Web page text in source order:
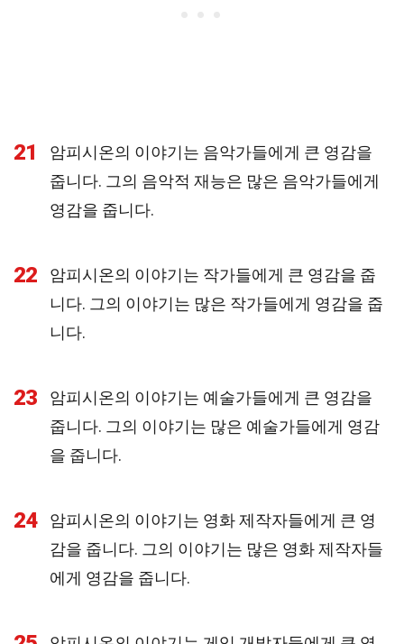
21
암피시온의 이야기는 음악가들에게 큰 영감을
줍니다. 그의 음악적 재능은 많은 음악가들에게
영감을 줍니다.
22
암피시온의 이야기는 작가들에게 큰 영감을 줍
니다. 그의 이야기는 많은 작가들에게 영감을 줍
니다.
23
암피시온의 이야기는 예술가들에게 큰 영감을
줍니다. 그의 이야기는 많은 예술가들에게 영감
을 줍니다.
24
암피시온의 이야기는 영화 제작자들에게 큰 영
감을 줍니다. 그의 이야기는 많은 영화 제작자들
에게 영감을 줍니다.